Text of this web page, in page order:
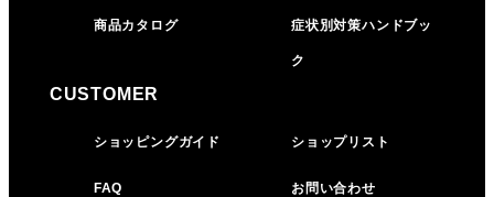
商品カタログ 症状別対策ハンドブッ
ク
CUSTOMER
ショッピングガイド ショップリスト
FAQ お問い合わせ